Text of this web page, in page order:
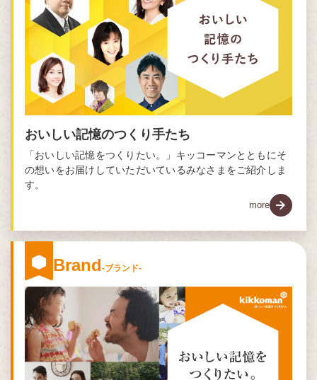
おいしい記憶のつくり手たち
「おいしい記憶をつくりたい。」キッコーマンとともにそ
の想いをお届けしていただいているみなさまをご紹介しま
す。
more
Brand-ブランド-